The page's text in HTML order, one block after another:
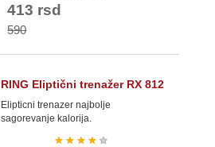
413 rsd
590
RING Eliptični trenažer RX 812
Elipticni trenazer najbolje
sagorevanje kalorija.
★ ★ ★ ★ ★